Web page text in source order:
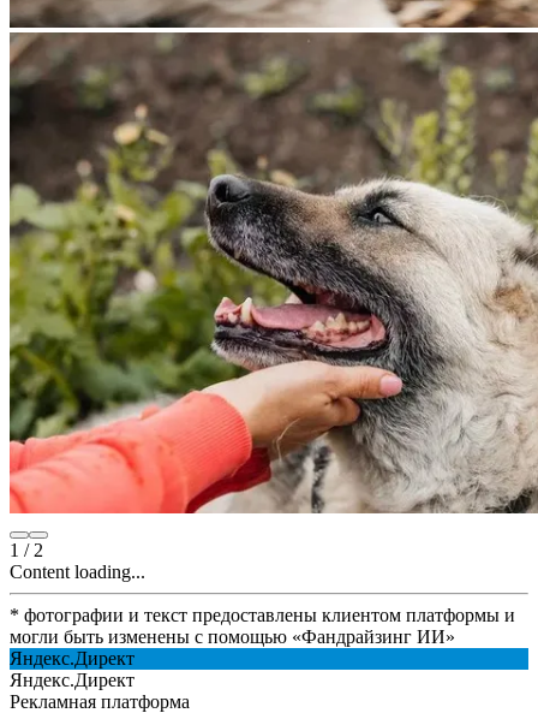
1 / 2
Content loading...
* фотографии и текст предоставлены клиентом платформы и
могли быть изменены с помощью «Фандрайзинг ИИ»
Яндекс.Директ
Яндекс.Директ
Рекламная платформа